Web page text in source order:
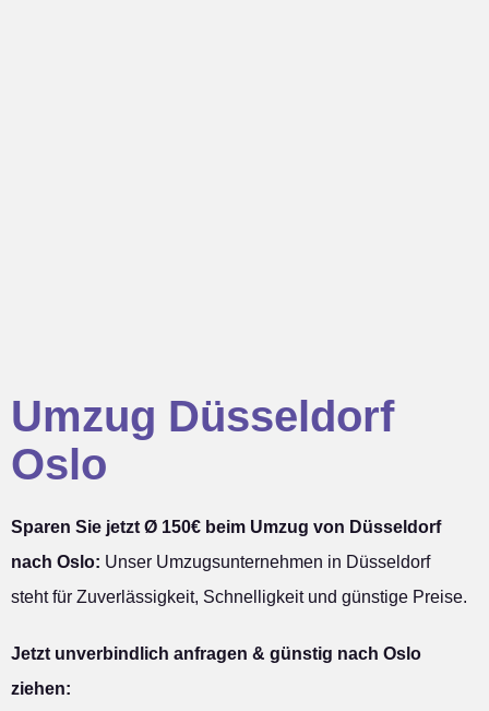
Umzug Düsseldorf
Oslo
Sparen Sie jetzt Ø 150€ beim Umzug von Düsseldorf
nach Oslo: Unser Umzugsunternehmen in Düsseldorf
steht für Zuverlässigkeit, Schnelligkeit und günstige Preise.
Jetzt unverbindlich anfragen & günstig nach Oslo
ziehen: